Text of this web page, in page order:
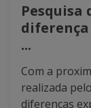
Pesquisa
diferença
...
Com a
realizada
diferenças